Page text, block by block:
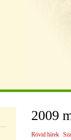
2009
Rövid hírek